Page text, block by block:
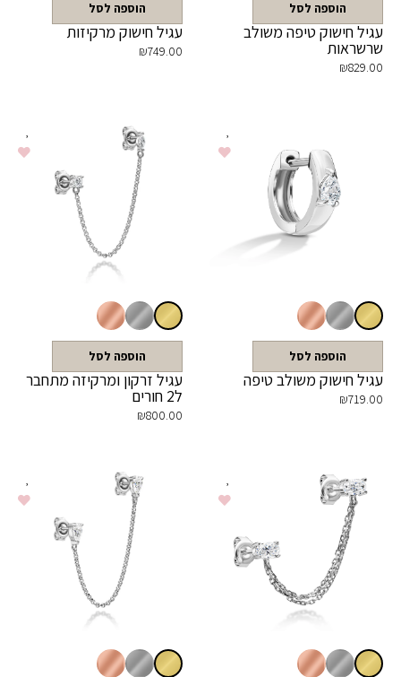
הוספה לסל
עגיל חישוק טיפה משולב
שרשראות
₪829.00
הוספה לסל
עגיל חישוק מרקיזות
₪749.00
הוספה לסל
עגיל חישוק משולב טיפה
₪719.00
הוספה לסל
עגיל זרקון ומרקיזה מתחבר
ל2 חורים
₪800.00